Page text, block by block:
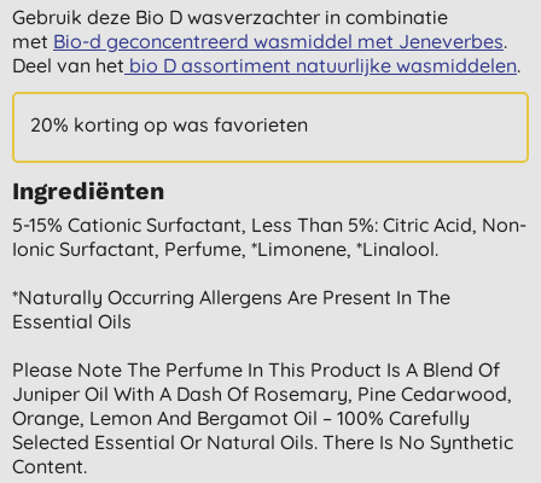
Gebruik deze Bio D wasverzachter in combinatie
met Bio-d geconcentreerd wasmiddel met Jeneverbes.
Deel van het bio D assortiment natuurlijke wasmiddelen.
20% korting op was favorieten
Ingrediënten
5-15% Cationic Surfactant, Less Than 5%: Citric Acid, Non-
Ionic Surfactant, Perfume, *limonene, *linalool.
*naturally Occurring Allergens Are Present In The
Essential Oils
Please Note The Perfume In This Product Is A Blend Of
Juniper Oil With A Dash Of Rosemary, Pine Cedarwood,
Orange, Lemon And Bergamot Oil – 100% Carefully
Selected Essential Or Natural Oils. There Is No Synthetic
Content.